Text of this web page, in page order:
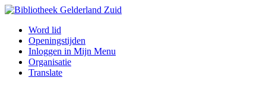
Word lid
Openingstijden
Inloggen in Mijn Menu
Organisatie
Translate